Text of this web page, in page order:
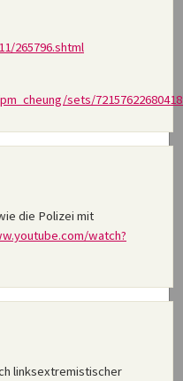
265796.shtml
sets/
die Polizei mit
watch?
linksextremistischer